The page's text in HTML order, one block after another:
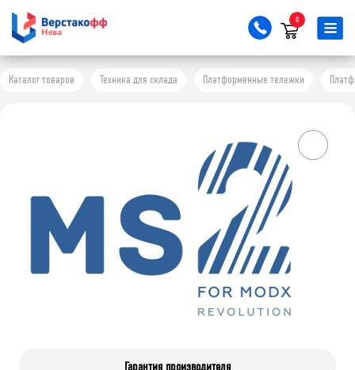
0
Каталог товаров Техника для склада Платформенные тележки
Гарантия производителя